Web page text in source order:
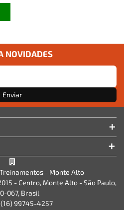
NOVIDADES
Enviar
- Monte Alto
- Centro, Monte Alto - São Paulo,
067, Brasil
(16) 99745-4257